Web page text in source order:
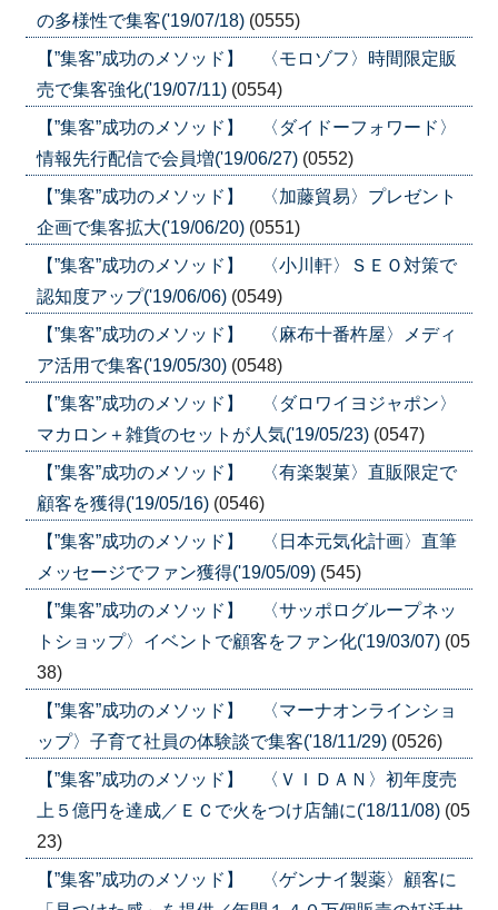
の多様性で集客('19/07/18) (0555)
【”集客”成功のメソッド】 〈モロゾフ〉時間限定販
売で集客強化('19/07/11) (0554)
【”集客”成功のメソッド】 〈ダイドーフォワード〉
情報先行配信で会員増('19/06/27) (0552)
【”集客”成功のメソッド】 〈加藤貿易〉プレゼント
企画で集客拡大('19/06/20) (0551)
【”集客”成功のメソッド】 〈小川軒〉ＳＥＯ対策で
認知度アップ('19/06/06) (0549)
【”集客”成功のメソッド】 〈麻布十番杵屋〉メディ
ア活用で集客('19/05/30) (0548)
【”集客”成功のメソッド】 〈ダロワイヨジャポン〉
マカロン＋雑貨のセットが人気('19/05/23) (0547)
【”集客”成功のメソッド】 〈有楽製菓〉直販限定で
顧客を獲得('19/05/16) (0546)
【”集客”成功のメソッド】 〈日本元気化計画〉直筆
メッセージでファン獲得('19/05/09) (545)
【”集客”成功のメソッド】 〈サッポログループネッ
トショップ〉イベントで顧客をファン化('19/03/07) (05
38)
【”集客”成功のメソッド】 〈マーナオンラインショ
ップ〉子育て社員の体験談で集客('18/11/29) (0526)
【”集客”成功のメソッド】 〈ＶＩＤＡＮ〉初年度売
上５億円を達成／ＥＣで火をつけ店舗に('18/11/08) (05
23)
【”集客”成功のメソッド】 〈ゲンナイ製薬〉顧客に